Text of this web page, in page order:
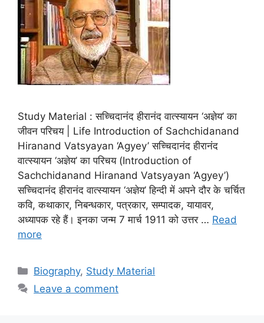
Study Material : सच्चिदानंद हीरानंद वात्स्यायन ‘अज्ञेय’ का
जीवन परिचय | Life Introduction of Sachchidanand
Hiranand Vatsyayan ‘Agyey’ सच्चिदानंद हीरानंद
वात्स्यायन ‘अज्ञेय’ का परिचय (Introduction of
Sachchidanand Hiranand Vatsyayan ‘Agyey’)
सच्चिदानंद हीरानंद वात्स्यायन ‘अज्ञेय’ हिन्दी में अपने दौर के चर्चित
कवि, कथाकार, निबन्धकार, पत्रकार, सम्पादक, यायावर,
अध्यापक रहे हैं। इनका जन्म 7 मार्च 1911 को उत्तर … Read
more
Biography, Study Material
Leave a comment